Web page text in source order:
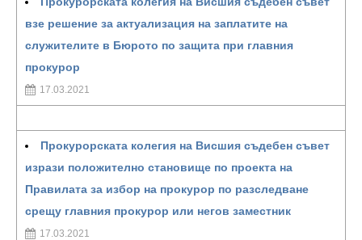
взе решение за актуализация на заплатите на
служителите в Бюрото по защита при главния
прокурор
17.03.2021
Прокурорската колегия на Висшия съдебен съвет
изрази положително становище по проекта на
Правилата за избор на прокурор по разследване
срещу главния прокурор или негов заместник
17.03.2021